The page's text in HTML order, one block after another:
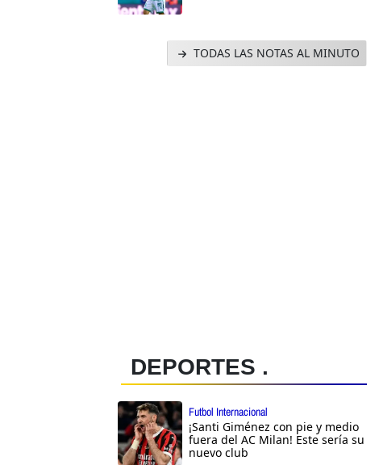
TODAS LAS NOTAS AL MINUTO
DEPORTES .
Futbol Internacional
¡Santi Giménez con pie y medio
fuera del AC Milan! Este sería su
nuevo club